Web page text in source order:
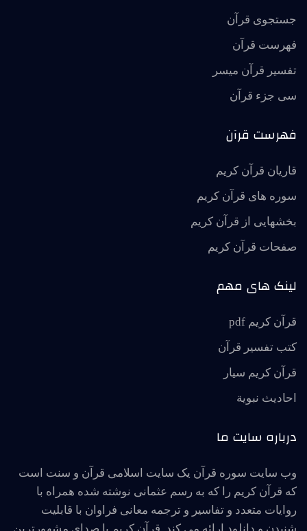
جستجوی قرآن
فهرست قرآن
تفسير قرآن ميسر
سی جزء قرآن
فهرست قرآن
قاریان قرآن کریم
سوره های قرآن کریم
بخشهایی از قرآن کریم
صفحات قرآن کریم
لینک های مهم
قرآن کریم pdf
کتب تفسیر قرآن
قرآن کریم سیار
احاديث نبوية
درباره سایت ما
وب سایت سوره قرآن یک سایت اسلامی قرآن و سنت است
که قرآن کریم را که به رسم عثمانی نوشته شده همراه با
روایات متعدد و تفاسیر و ترجمه معانی فراوان با قابلیت
شنیدن و دانلود ارائه می کند. قرآن کریم با صدای مشهورترین